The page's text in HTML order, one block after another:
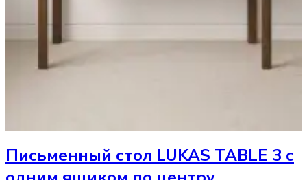
Письменный стол LUKAS TABLE 3 с